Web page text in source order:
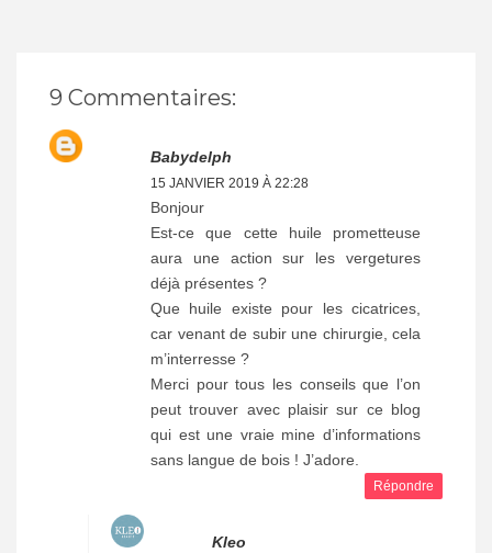
9 Commentaires:
Babydelph
15 JANVIER 2019 À 22:28
Bonjour
Est-ce que cette huile prometteuse
aura une action sur les vergetures
déjà présentes ?
Que huile existe pour les cicatrices,
car venant de subir une chirurgie, cela
m’interresse ?
Merci pour tous les conseils que l’on
peut trouver avec plaisir sur ce blog
qui est une vraie mine d’informations
sans langue de bois ! J’adore.
Répondre
Kleo